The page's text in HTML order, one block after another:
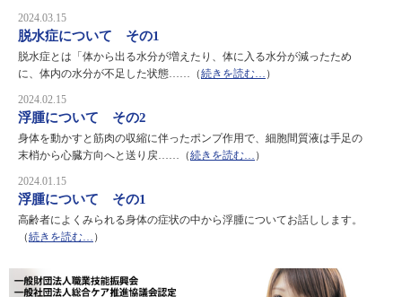
2024.03.15
脱水症について その1
脱水症とは「体から出る水分が増えたり、体に入る水分が減ったため
に、体内の水分が不足した状態……（続きを読む… ）
2024.02.15
浮腫について その2
身体を動かすと筋肉の収縮に伴ったポンプ作用で、細胞間質液は手足の
末梢から心臓方向へと送り戻……（続きを読む… ）
2024.01.15
浮腫について その1
高齢者によくみられる身体の症状の中から浮腫についてお話しします。
（続きを読む… ）